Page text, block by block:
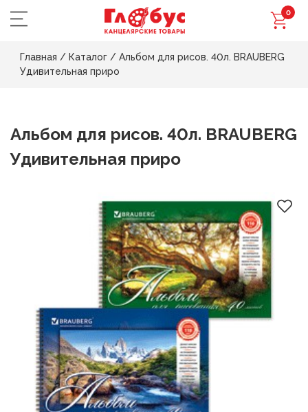
0
Главная / Каталог / Альбом для рисов. 40л. BRAUBERG
Удивительная приро
Альбом для рисов. 40л. BRAUBERG
Удивительная приро